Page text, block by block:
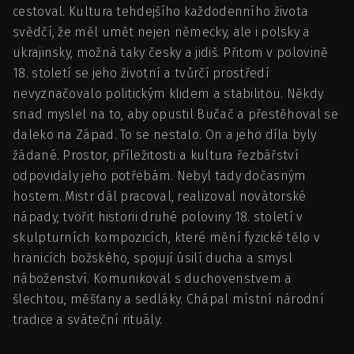
cestoval. Kultura tehdejšího každodenního života
svědčí, že měl umět nejen německy, ale i polsky a
ukrajinsky, možná taky česky a jidiš. Přitom v polovině
18. století se jeho životní a tvůrčí prostředí
nevyznačovalo politickým klidem a stabilitou. Někdy
snad myslel na to, aby opustil Bučač a přestěhoval se
daleko na Západ. To se nestalo. On a jeho díla byly
žádané. Prostor, příležitosti a kultura řezbářství
odpovidaly jeho potřebám. Nebyl tady dočasným
hostem. Mistr dál pracoval, realizoval novátorské
nápady, tvořit historii druhé poloviny 18. století v
skulpturních kompozicích, které mění fyzické tělo v
hranicích božského, spojují úsilí ducha a smysl
náboženství. Komunikoval s duchovenstvem a
šlechtou, měšťany a sedláky. Chápal místní národní
tradice a sváteční rituály.